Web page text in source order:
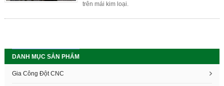
trên mái kim loại.
DANH MỤC SẢN PHẨM
Gia Công Đột CNC